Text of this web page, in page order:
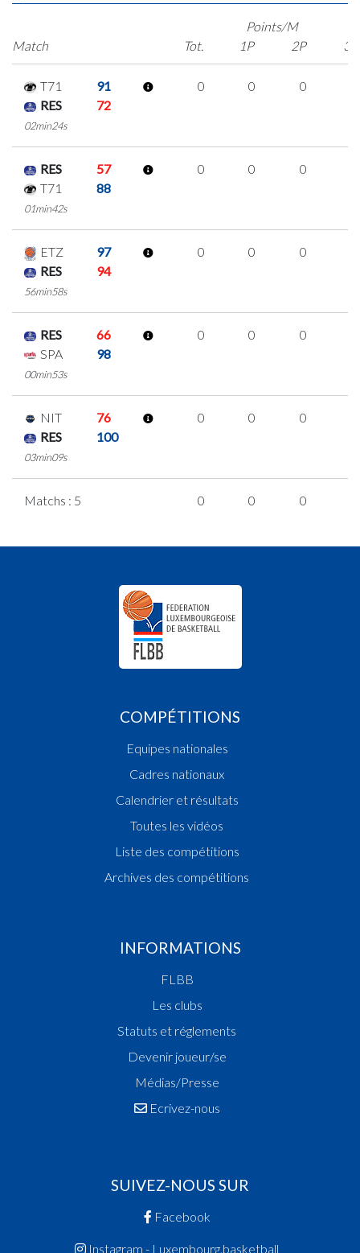
Match
Points/M
Tot.
1P 2P 3P
T71
91
RES
72
02min24s
0 0 0
RES
57
T71
88
01min42s
0 0 0
ETZ
97
RES
94
56min58s
0 0 0
RES
66
SPA
98
00min53s
0 0 0
NIT
76
RES
100
03min09s
0 0 0
Matchs : 5 0 0 0
COMPÉTITIONS
Equipes nationales
Cadres nationaux
Calendrier et résultats
Toutes les vidéos
Liste des compétitions
Archives des compétitions
INFORMATIONS
FLBB
Les clubs
Statuts et réglements
Devenir joueur/se
Médias/Presse
Ecrivez-nous
SUIVEZ-NOUS SUR
Facebook
Instagram - Luxembourg.basketball